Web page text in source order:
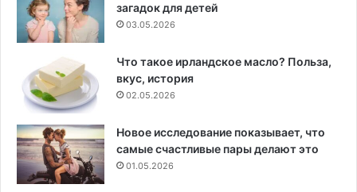
загадок для детей
03.05.2026
Что такое ирландское масло? Польза,
вкус, история
02.05.2026
Новое исследование показывает, что
самые счастливые пары делают это
01.05.2026